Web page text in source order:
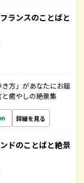
ランスのことばと
方」があなたにお届
癒やしの絶景集
詳細を見る
ドのことばと絶景